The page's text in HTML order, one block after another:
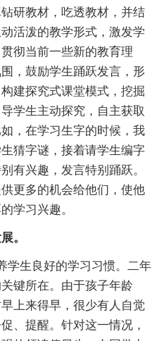
教材，吃透教材，并结
活泼的教学形式，激发学
彻当前一些新的教育理
，鼓励学生踊跃发言，形
建探究式课堂模式，挖掘
学生主动探究，自主获取
，在学习生字的时候，我
猜字谜，接着请学生编字
有兴趣，发言特别踊跃。
更多的机会给他们，使他
学习兴趣。
。
生良好的学习习惯。二年
键所在。由于孩子年龄
上来得早，很少有人自觉
、提醒。针对这一情况，